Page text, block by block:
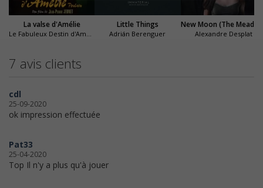
La valse d'Amélie
Le Fabuleux Destin d'Amélie Poulain
Little Things
Adrián Berenguer Alexandre Desplat
7 avis clients
cdl
25-09-2020
ok impression effectuée
Pat33
25-04-2020
Top Il n'y a plus qu'à jouer